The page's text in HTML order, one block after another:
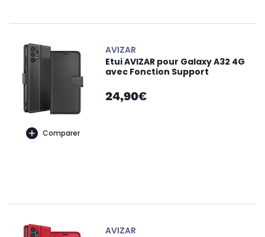
Comparer
AVIZAR
Etui AVIZAR pour Galaxy A32 4G
avec Fonction Support
24,90€
AVIZAR